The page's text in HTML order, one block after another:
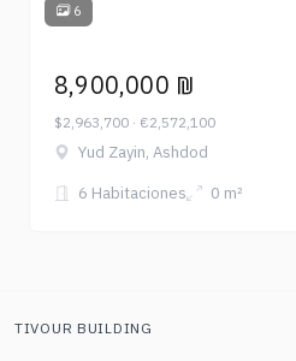
6
8,900,000 ₪
$2,963,700 · €2,572,100
Yud Zayin, Ashdod
6 Habitaciones
0 m²
TIVOUR BUILDING